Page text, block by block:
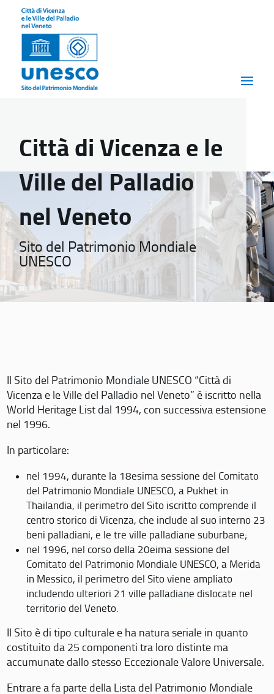
Città di Vicenza e le
Ville del Palladio
nel Veneto
Sito del Patrimonio Mondiale
UNESCO
Il Sito del Patrimonio Mondiale UNESCO “Città di
Vicenza e le Ville del Palladio nel Veneto” è iscritto nella
World Heritage List dal 1994, con successiva estensione
nel 1996.
In particolare:
nel 1994, durante la 18esima sessione del Comitato
del Patrimonio Mondiale UNESCO, a Pukhet in
Thailandia, il perimetro del Sito iscritto comprende il
centro storico di Vicenza, che include al suo interno 23
beni palladiani, e le tre ville palladiane suburbane;
nel 1996, nel corso della 20eima sessione del
Comitato del Patrimonio Mondiale UNESCO, a Merida
in Messico, il perimetro del Sito viene ampliato
includendo ulteriori 21 ville palladiane dislocate nel
territorio del Veneto.
Il Sito è di tipo culturale e ha natura seriale in quanto
costituito da 25 componenti tra loro distinte ma
accumunate dallo stesso Eccezionale Valore Universale.
Entrare a fa parte della Lista del Patrimonio Mondiale